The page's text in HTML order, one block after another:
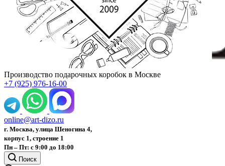
Производство подарочных коробок в Москве
+7 (925) 976-16-00
online@art-dizo.ru
г. Москва, улица Шеногина 4,
корпус 1, строение 1
Пн – Пт: с 9:00 до 18:00
Поиск